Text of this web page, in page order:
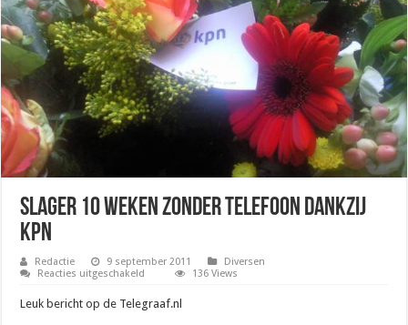
Slager 10 weken zonder telefoon dankzij
KPN
Redactie 9 september 2011
Diversen
Reacties uitgeschakeld
weken
136 Views
Leuk bericht op de Telegraaf.nl